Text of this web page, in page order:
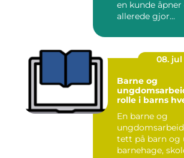
en kunde
allerede gjor...
08. jul
Barne og
ungdomsarbeider en
rolle i barns
En barne og
tett på barn og
barnehage,